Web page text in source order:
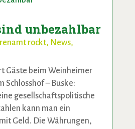
unbezahlbar
rockt, News,
Gäste beim Weinheimer
Schlosshof – Buske:
gesellschaftspolitische
kann man ein
Geld. Die Währungen,